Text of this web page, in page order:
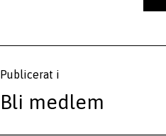
Publicerat i
Bli medlem